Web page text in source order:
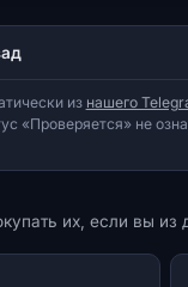
из нашего
«Проверяется» не
их, если вы из